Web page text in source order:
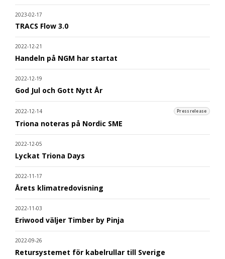
2023-02-17
TRACS Flow 3.0
2022-12-21
Handeln på NGM har startat
2022-12-19
God Jul och Gott Nytt År
2022-12-14 Pressrelease
Triona noteras på Nordic SME
2022-12-05
Lyckat Triona Days
2022-11-17
Årets klimatredovisning
2022-11-03
Eriwood väljer Timber by Pinja
2022-09-26
Retursystemet för kabelrullar till Sverige